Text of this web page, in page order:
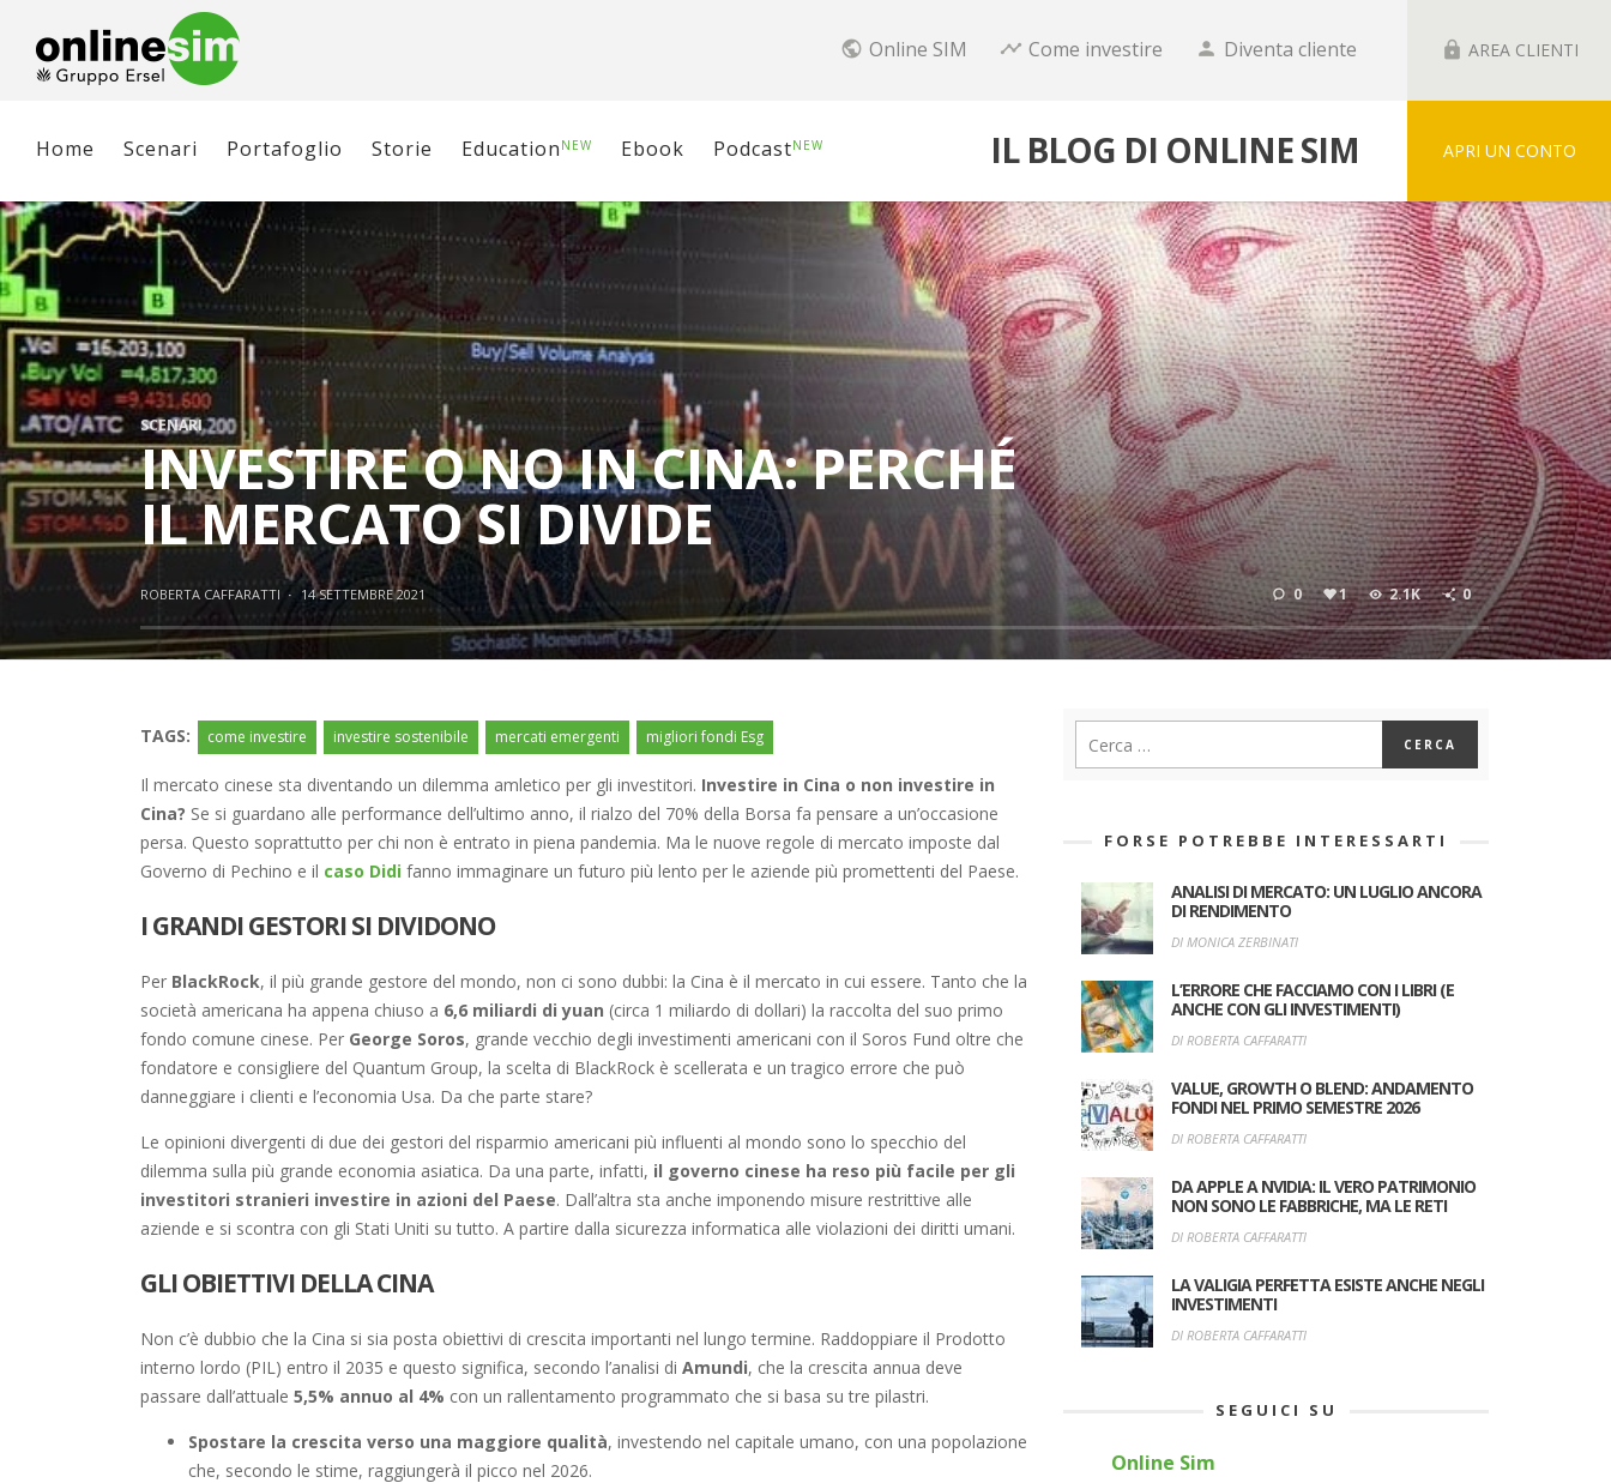
public Online SIM timeline Come investire person Diventa cliente lock AREA CLIENTI
Home Scenari Portafoglio Storie Education NEW Ebook PodcastNEW IL BLOG DI ONLINE SIM APRI UN CONTO
SCENARI
INVESTIRE O NO IN CINA: PERCHÉ
IL MERCATO SI DIVIDE
ROBERTA CAFFARATTI · 14 SETTEMBRE 2021 0 1 2.1K 0
TAGS: come investire investire sostenibile mercati emergenti migliori fondi Esg
Il mercato cinese sta diventando un dilemma amletico per gli investitori. Investire in Cina o non investire in
Cina? Se si guardano alle performance dell’ultimo anno, il rialzo del 70% della Borsa fa pensare a un’occasione
persa. Questo soprattutto per chi non è entrato in piena pandemia. Ma le nuove regole di mercato imposte dal
Governo di Pechino e il caso Didi fanno immaginare un futuro più lento per le aziende più promettenti del Paese.
I GRANDI GESTORI SI DIVIDONO
Per BlackRock, il più grande gestore del mondo, non ci sono dubbi: la Cina è il mercato in cui essere. Tanto che la
società americana ha appena chiuso a 6,6 miliardi di yuan (circa 1 miliardo di dollari) la raccolta del suo primo
fondo comune cinese. Per George Soros, grande vecchio degli investimenti americani con il Soros Fund oltre che
fondatore e consigliere del Quantum Group, la scelta di BlackRock è scellerata e un tragico errore che può
danneggiare i clienti e l’economia Usa. Da che parte stare?
Le opinioni divergenti di due dei gestori del risparmio americani più influenti al mondo sono lo specchio del
dilemma sulla più grande economia asiatica. Da una parte, infatti, il governo cinese ha reso più facile per gli
investitori stranieri investire in azioni del Paese. Dall’altra sta anche imponendo misure restrittive alle
aziende e si scontra con gli Stati Uniti su tutto. A partire dalla sicurezza informatica alle violazioni dei diritti umani.
GLI OBIETTIVI DELLA CINA
Non c’è dubbio che la Cina si sia posta obiettivi di crescita importanti nel lungo termine. Raddoppiare il Prodotto
interno lordo (PIL) entro il 2035 e questo significa, secondo l’analisi di Amundi, che la crescita annua deve
passare dall’attuale 5,5% annuo al 4% con un rallentamento programmato che si basa su tre pilastri.
Spostare la crescita verso una maggiore qualità, investendo nel capitale umano, con una popolazione
che, secondo le stime, raggiungerà il picco nel 2026.
FORSE POTREBBE INTERESSARTI
ANALISI DI MERCATO: UN LUGLIO ANCORA
DI RENDIMENTO
DI MONICA ZERBINATI
L’ERRORE CHE FACCIAMO CON I LIBRI (E
ANCHE CON GLI INVESTIMENTI)
DI ROBERTA CAFFARATTI
VALUE, GROWTH O BLEND: ANDAMENTO
FONDI NEL PRIMO SEMESTRE 2026
DI ROBERTA CAFFARATTI
DA APPLE A NVIDIA: IL VERO PATRIMONIO
NON SONO LE FABBRICHE, MA LE RETI
DI ROBERTA CAFFARATTI
LA VALIGIA PERFETTA ESISTE ANCHE NEGLI
INVESTIMENTI
DI ROBERTA CAFFARATTI
SEGUICI SU
Online Sim